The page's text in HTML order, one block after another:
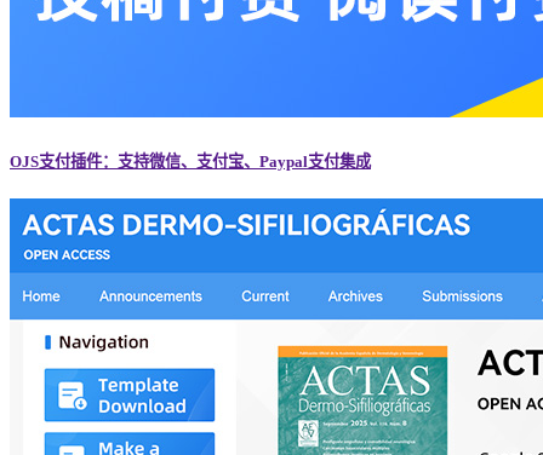
OJS支付插件：支持微信、支付宝、Paypal支付集成